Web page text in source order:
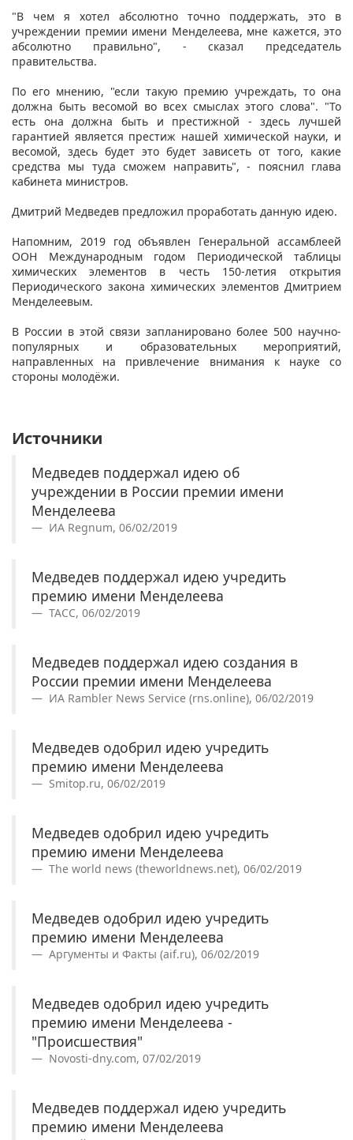
"В чем я хотел абсолютно точно поддержать, это в
учреждении премии имени Менделеева, мне кажется, это
абсолютно правильно", - сказал председатель
правительства.
По его мнению, "если такую премию учреждать, то она
должна быть весомой во всех смыслах этого слова". "То
есть она должна быть и престижной - здесь лучшей
гарантией является престиж нашей химической науки, и
весомой, здесь будет это будет зависеть от того, какие
средства мы туда сможем направить", - пояснил глава
кабинета министров.
Дмитрий Медведев предложил проработать данную идею.
Напомним, 2019 год объявлен Генеральной ассамблеей
ООН Международным годом Периодической таблицы
химических элементов в честь 150-летия открытия
Периодического закона химических элементов Дмитрием
Менделеевым.
В России в этой связи запланировано более 500 научно-
популярных и образовательных мероприятий,
направленных на привлечение внимания к науке со
стороны молодёжи.
Источники
Медведев поддержал идею об
учреждении в России премии имени
Менделеева
ИА Regnum, 06/02/2019
Медведев поддержал идею учредить
премию имени Менделеева
ТАСС, 06/02/2019
Медведев поддержал идею создания в
России премии имени Менделеева
ИА Rambler News Service (rns.online), 06/02/2019
Медведев одобрил идею учредить
премию имени Менделеева
Smitop.ru, 06/02/2019
Медведев одобрил идею учредить
премию имени Менделеева
The world news (theworldnews.net), 06/02/2019
Медведев одобрил идею учредить
премию имени Менделеева
Аргументы и Факты (aif.ru), 06/02/2019
Медведев одобрил идею учредить
премию имени Менделеева -
"Происшествия"
Novosti-dny.com, 07/02/2019
Медведев поддержал идею учредить
премию имени Менделеева